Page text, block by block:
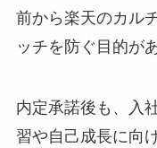
前から楽天のカル
ッチを防ぐ目的が
内定承諾後も、入
習や自己成長に向